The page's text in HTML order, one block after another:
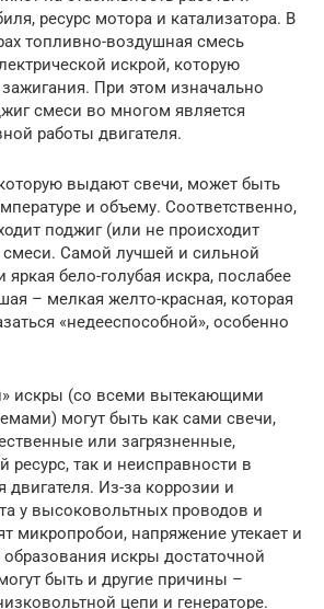
ресурс мотора и катализатора. В
топливно-воздушная смесь
искрой, которую
При этом изначально
смеси во многом является
работы двигателя.
выдают свечи, может быть
и объему. Соответственно,
поджиг (или не происходит
Самой лучшей и сильной
яркая бело-голубая искра, послабее
– мелкая желто-красная, которая
«недееспособной», особенно
искры (со всеми вытекающими
могут быть как сами свечи,
или загрязненные,
ресурс, так и неисправности в
двигателя. Из-за коррозии и
у высоковольтных проводов и
микропробои, напряжение утекает и
образования искры достаточной
быть и другие причины –
цепи и генераторе.